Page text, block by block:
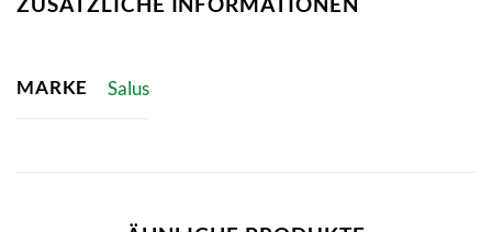
MARKE Salus